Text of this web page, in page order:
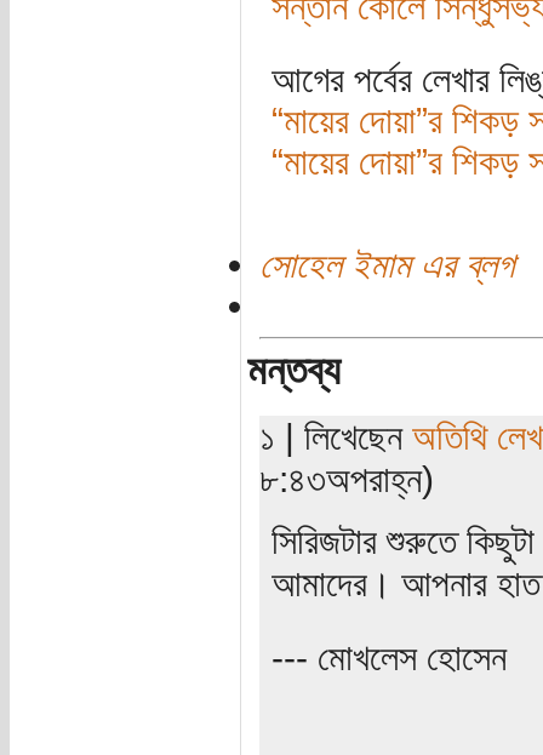
আগের পর্বের লেখার
“মায়ের দোয়া”র শিকড়
“মায়ের দোয়া”র শিকড়
সোহেল ইমাম এর ব্লগ
মন্তব্য
১ | লিখেছেন অতিথি
৮:৪৩অপরাহ্ন)
সিরিজটার শুরুতে
আমাদের। আপনার
--- মোখলেস হোসেন